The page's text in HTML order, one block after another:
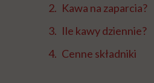
Kawa na zaparcia?
Ile kawy dziennie?
Cenne składniki